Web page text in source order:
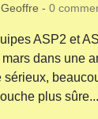
- 0
ASP2 et
dans une
sérieux,
plus sûre...